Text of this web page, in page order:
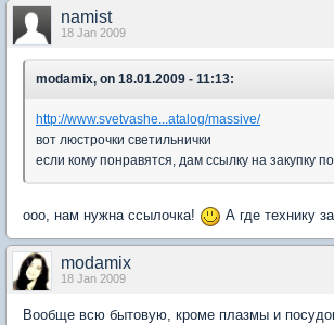
namist
18 Jan 2009
modamix, on 18.01.2009 - 11:13:
http://www.svetvashe...atalog/massive/
вот люстрочки светильнички
если кому понравятся, дам ссылку на закупку
ооо, нам нужна ссылочка! А где технику
modamix
18 Jan 2009
Вообще всю бытовую, кроме плазмы и